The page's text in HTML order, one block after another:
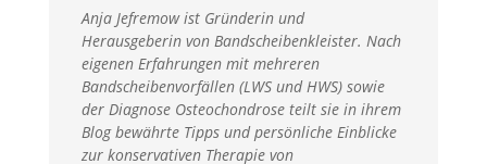
Anja Jefremow ist Gründerin und
Herausgeberin von Bandscheibenkleister. Nach
eigenen Erfahrungen mit mehreren
Bandscheibenvorfällen (LWS und HWS) sowie
der Diagnose Osteochondrose teilt sie in ihrem
Blog bewährte Tipps und persönliche Einblicke
zur konservativen Therapie von